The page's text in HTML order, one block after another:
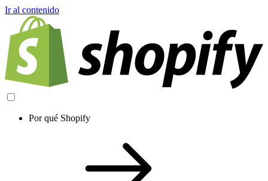
Ir al contenido
Por qué Shopify